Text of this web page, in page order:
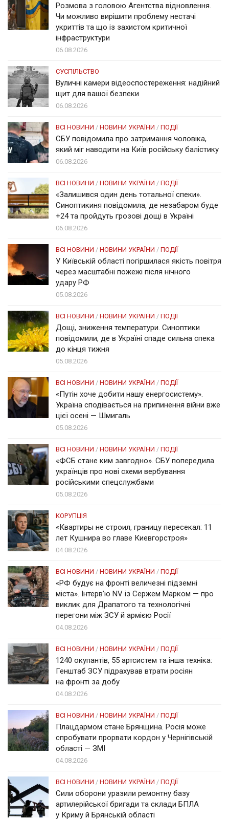
Розмова з головою Агентства відновлення.
Чи можливо вирішити проблему нестачі
укриттів та що із захистом критичної
інфраструктури
06.08.2026
СУСПІЛЬСТВО
Вуличні камери відеоспостереження: надійний
щит для вашої безпеки
06.08.2026
ВСІ НОВИНИ / НОВИНИ УКРАЇНИ / ПОДІЇ
СБУ повідомила про затримання чоловіка,
який міг наводити на Київ російську балістику
06.08.2026
ВСІ НОВИНИ / НОВИНИ УКРАЇНИ / ПОДІЇ
«Залишився один день тотальної спеки».
Синоптикиня повідомила, де незабаром буде
+24 та пройдуть грозові дощі в Україні
06.08.2026
ВСІ НОВИНИ / НОВИНИ УКРАЇНИ / ПОДІЇ
У Київській області погіршилася якість повітря
через масштабні пожежі після нічного
удару РФ
05.08.2026
ВСІ НОВИНИ / НОВИНИ УКРАЇНИ / ПОДІЇ
Дощі, зниження температури. Синоптики
повідомили, де в Україні спаде сильна спека
до кінця тижня
05.08.2026
ВСІ НОВИНИ / НОВИНИ УКРАЇНИ / ПОДІЇ
«Путін хоче добити нашу енергосистему».
Україна сподівається на припинення війни вже
цієї осені — Шмигаль
05.08.2026
ВСІ НОВИНИ / НОВИНИ УКРАЇНИ / ПОДІЇ
«ФСБ стане ким завгодно». СБУ попередила
українців про нові схеми вербування
російськими спецслужбами
05.08.2026
КОРУПЦІЯ
«Квартиры не строил, границу пересекал: 11
лет Кушнира во главе Киевгорстроя»
04.08.2026
ВСІ НОВИНИ / НОВИНИ УКРАЇНИ / ПОДІЇ
«РФ будує на фронті величезні підземні
міста». Інтерв’ю NV із Сержем Марком — про
виклик для Драпатого та технологічні
перегони між ЗСУ й армією Росії
04.08.2026
ВСІ НОВИНИ / НОВИНИ УКРАЇНИ / ПОДІЇ
1240 окупантів, 55 артсистем та інша техніка:
Генштаб ЗСУ підрахував втрати росіян
на фронті за добу
04.08.2026
ВСІ НОВИНИ / НОВИНИ УКРАЇНИ / ПОДІЇ
Плацдармом стане Брянщина. Росія може
спробувати прорвати кордон у Чернігівській
області — ЗМІ
04.08.2026
ВСІ НОВИНИ / НОВИНИ УКРАЇНИ / ПОДІЇ
Сили оборони уразили ремонтну базу
артилерійської бригади та склади БПЛА
у Криму й Брянській області